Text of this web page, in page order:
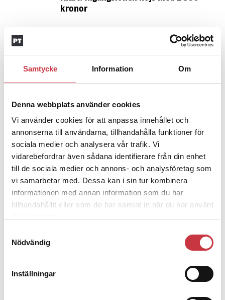
Samtycke Information Om
Denna webbplats använder cookies
Vi använder cookies för att anpassa innehållet och
annonserna till användarna, tillhandahålla funktioner för
sociala medier och analysera vår trafik. Vi
vidarebefordrar även sådana identifierare från din enhet
till de sociala medier och annons- och analysföretag som
vi samarbetar med. Dessa kan i sin tur kombinera
informationen med annan information som du har
tillhandahållit eller som de har samlat in när du har använt
Nödvändig
Inställningar
kronor
Insändare:Miljoner i sjön – polisaspiranter
underkänns på godtyckliga grunder
1 juni 2026
ska han lära sig grunderna
4 juni 2026
Polisregionen erkänner fel: ”Kommer
att rättas till”